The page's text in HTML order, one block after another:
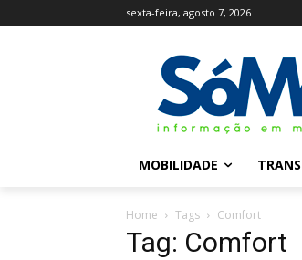
sexta-feira, agosto 7, 2026
MOBILIDADE
Home Tags Comfort
Tag: Comfort